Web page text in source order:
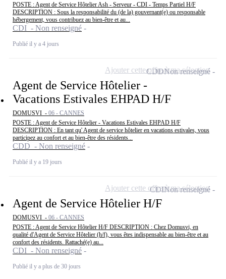
POSTE : Agent de Service Hôtelier Ash - Serveur - CDI - Temps Partiel H/F
DESCRIPTION : Sous la responsabilité du (de la) gouvernant(e) ou responsable
hébergement, vous contribuez au bien-être et au...
CDI - Non renseigné
Publié il y a 4 jours
Agent de Service Hôtelier -
Vacations Estivales EHPAD H/F
DOMUSVI - 06 - CANNES
POSTE : Agent de Service Hôtelier - Vacations Estivales EHPAD H/F
DESCRIPTION : En tant qu' Agent de service hôtelier en vacations estivales, vous
participez au confort et au bien-être des résidents...
CDD - Non renseigné
Publié il y a 19 jours
CDDNon renseigné
Ajouter cette offre à ma sélection
Agent de Service Hôtelier H/F
DOMUSVI - 06 - CANNES
POSTE : Agent de Service Hôtelier H/F DESCRIPTION : Chez Domusvi, en
qualité d'Agent de Service Hôtelier (h/f), vous êtes indispensable au bien-être et au
confort des résidents. Rattaché(e) au...
CDI - Non renseigné
Publié il y a plus de 30 jours
CDINon renseigné
Ajouter cette offre à ma sélection